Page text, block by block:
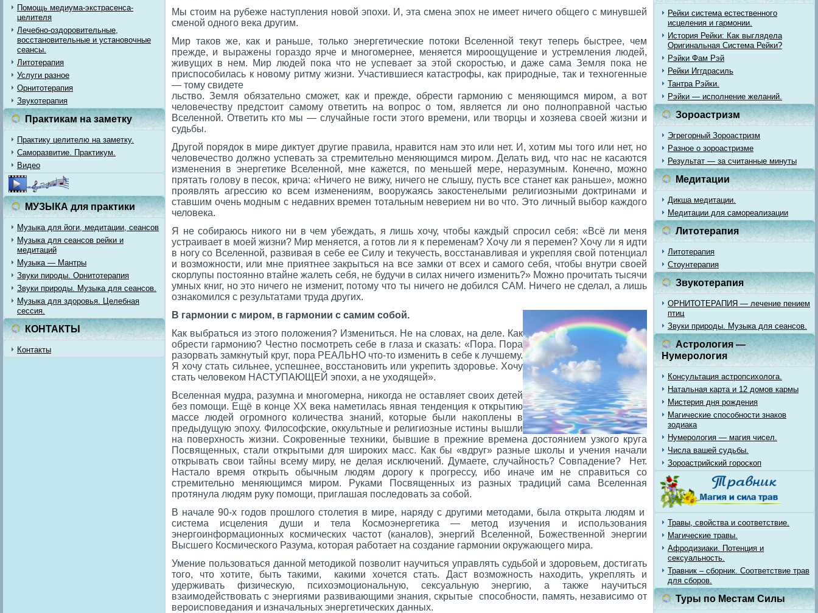
Помощь медиума-экстрасенса-
целителя
Лечебно-оздоровительные,
восстановительные и установочные
сеансы.
Литотерапия
Услуги разное
Орнитотерапия
Звукотерапия
Практикам на заметку
Практику целителю на заметку.
Саморазвитие. Практикум.
Видео
МУЗЫКА для практики
Музыка для йоги, медитации, сеансов
Музыка для сеансов рейки и
медитаций
Музыка — Мантры
Звуки пироды. Орнитотерапия
Звуки природы. Музыка для сеансов.
Музыка для здоровья. Целебная
сессия.
КОНТАКТЫ
Контакты
Мы стоим на рубеже наступления новой эпохи. И, эта смена эпох не имеет ничего общего с минувшей
сменой одного века другим.
Мир таков же, как и раньше, только энергетические потоки Вселенной текут теперь быстрее, чем
прежде, и выражены гораздо ярче и многомернее, меняется мироощущение и устремления людей,
живущих в нем. Мир людей пока что не успевает за этой скоростью, и даже сама Земля пока не
приспособилась к новому ритму жизни. Участившиеся катастрофы, как природные, так и техногенные
— тому свидете
льство. Земля обязательно сможет, как и прежде, обрести гармонию с меняющимся миром, а вот
человечеству предстоит самому ответить на вопрос о том, является ли оно полноправной частью
Вселенной. Ответить кто мы — случайные гости этого времени, или творцы и хозяева своей жизни и
судьбы.
Другой порядок в мире диктует другие правила, нравится нам это или нет. И, хотим мы того или нет, но
человечество должно успевать за стремительно меняющимся миром. Делать вид, что нас не касаются
изменения в энергетике Вселенной, мне кажется, по меньшей мере, неразумным. Конечно, можно
прятать голову в песок, крича: «Ничего не вижу, ничего не слышу, пусть все станет как раньше», можно
проявлять агрессию ко всем изменениям, вооружаясь закостенелыми религиозными доктринами и
ставшим очень модным с недавних времен тотальным неверием ни во что. Это личный выбор каждого
человека.
Я не собираюсь никого ни в чем убеждать, я лишь хочу, чтобы каждый спросил себя: «Всё ли меня
устраивает в моей жизни? Мир меняется, а готов ли я к переменам? Хочу ли я перемен? Хочу ли я идти
в ногу со Вселенной, развивая в себе ее Силу и текучесть, восстанавливая и укрепляя свой потенциал
и возможности, или мне приятнее закрыться на все замки от всех и самого себя, чтобы внутри своей
скорлупы постоянно втайне жалеть себя, не будучи в силах ничего изменить?» Можно прочитать тысячи
умных книг, но это ничего не изменит, потому что ты ничего не добился САМ. Ничего не сделал, а лишь
ознакомился с результатами труда других.
В гармонии с миром, в гармонии с самим собой.
Как выбраться из этого положения? Измениться. Не на словах, на деле. Как
обрести гармонию? Честно посмотреть себе в глаза и сказать: «Пора. Пора
разорвать замкнутый круг, пора РЕАЛЬНО что-то изменить в себе к лучшему.
Я хочу стать сильнее, успешнее, восстановить или укрепить здоровье. Хочу
стать человеком НАСТУПАЮЩЕЙ эпохи, а не уходящей».
Вселенная мудра, разумна и многомерна, никогда не оставляет своих детей
без помощи. Ещё в конце ХХ века наметилась явная тенденция к открытию
массе людей огромного количества знаний, которые были накоплены в
предыдущую эпоху. Философские, оккультные и религиозные истины вышли
на поверхность жизни. Сокровенные техники, бывшие в прежние времена достоянием узкого круга
Посвященных, стали открытыми для широких масс. Как бы «вдруг» разные школы и учения начали
открывать свои тайны всему миру, не делая исключений. Думаете, случайность? Совпадение? Нет.
Настало время открыть обычным людям дорогу к прогрессу, ибо иначе им не справиться со
стремительно меняющимся миром. Руками Посвященных из разных традиций сама Вселенная
протянула людям руку помощи, приглашая последовать за собой.
В начале 90-х годов прошлого столетия в мире, наряду с другими методами, была открыта людям и
система исцеления души и тела Космоэнергетика — метод изучения и использования
энергоинформационных космических частот (каналов), энергий Вселенной, Божественной энергии
Высшего Космического Разума, которая работает на создание гармонии окружающего мира.
Умение пользоваться данной методикой позволит научиться управлять судьбой и здоровьем, достигать
того, что хотите, быть такими, какими хочется стать. Даст возможность находить, укреплять и
удерживать физическую, психоэмоциональную, сексуальную энергию, а также научиться
взаимодействовать с энергиями развивающими знания, скрытые способности, память, независимо от
вероисповедания и изначальных энергетических данных.
Рейки система естественного
исцеления и гармонии.
История Рейки: Как выглядела
Оригинальная Система Рейки?
Рэйки Фам Рэй
Рейки Иггдрасиль
Тантра Рэйки.
Рэйки — исполнение желаний.
Зороастризм
Эгрегорный Зороастризм
Разное о зороастризме
Результат — за считанные минуты
Медитации
Дикша медитации.
Медитации для самореализации
Литотерапия
Литотерапия
Стоунтерапия
Звукотерапия
ОРНИТОТЕРАПИЯ — лечение пением
птиц
Звуки природы. Музыка для сеансов.
Астрология —
Нумерология
Консультация астропсихолога.
Натальная карта и 12 домов кармы
Мистерия дня рождения
Магические способности знаков
зодиака
Нумерология — магия чисел.
Числа вашей судьбы.
Зороастрийский гороскоп
Травы, свойства и соответствие.
Магические травы.
Афродизиаки. Потенция и
сексуальность.
Травник – сборник. Соответствие трав
для сборов.
Туры по Местам Силы